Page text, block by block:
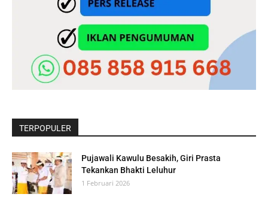
TERPOPULER
Pujawali Kawulu Besakih, Giri Prasta
Tekankan Bhakti Leluhur
1 Februari 2026